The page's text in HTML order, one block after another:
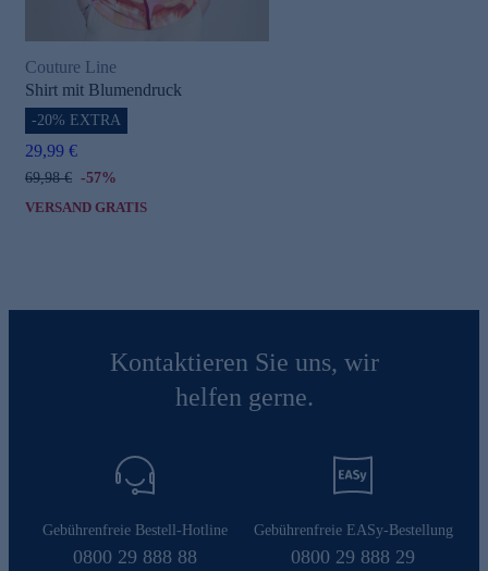
Couture Line
Shirt mit Blumendruck
-20% EXTRA
29,99 €
69,98 € -57%
VERSAND GRATIS
Kontaktieren Sie uns, wir
helfen gerne.
Gebührenfreie Bestell-Hotline
0800 29 888 88
Gebührenfreie EASy-Bestellung
0800 29 888 29